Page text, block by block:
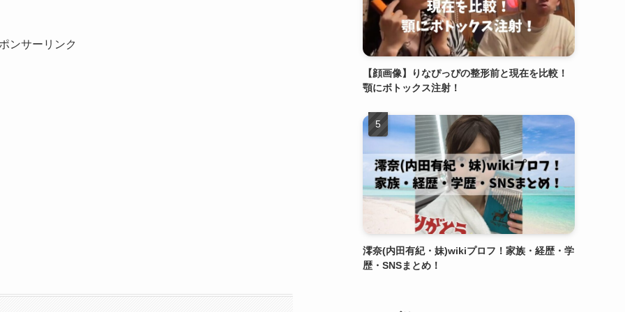
ンサーリンク
【顔画像】りなぴっぴの整形前と現在を比較！
顎にボトックス注射！
澪奈(内田有紀・妹)wikiプロフ！家族・経歴・学
歴・SNSまとめ！